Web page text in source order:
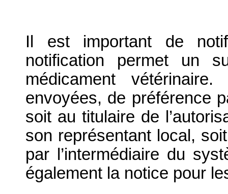
Il est important de
notification permet un
médicament
envoyées, de préférence
soit au titulaire de
son représentant local,
par l’intermédiaire du
également la notice pour